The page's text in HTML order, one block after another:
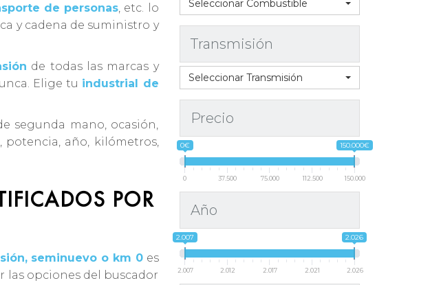
de personas, etc. lo
y cadena de suministro y
de todas las marcas y
Elige tu industrial de
segunda mano, ocasión,
año, kilómetros,
POR
seminuevo o km 0es
las opciones del buscador
Seleccionar Combustible
Transmisión
Seleccionar Transmisión
Precio
0€ 150.000€
0 37.500 75.000 112.500 150.000
Año
2.007 2.026
2.007 2.012 2.017 2.021 2.026